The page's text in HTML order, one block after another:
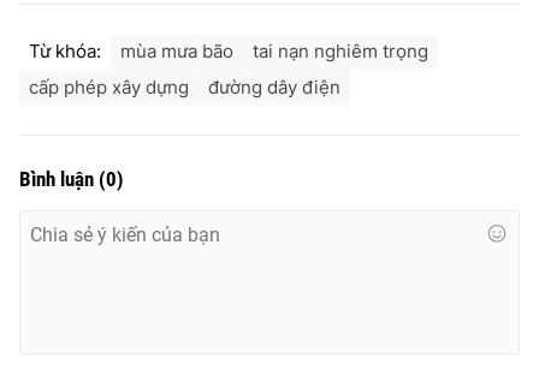
Từ khóa: mùa mưa bão
tai nạn nghiêm trọng
cấp phép xây dựng
đường dây điện
Bình luận (0)